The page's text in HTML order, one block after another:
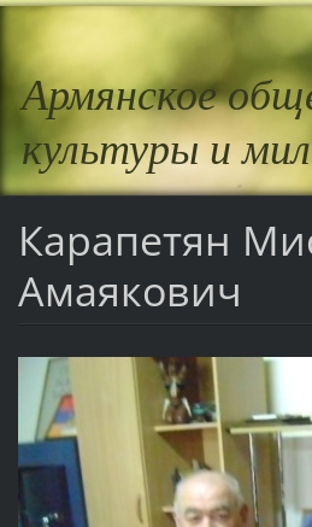
Армянское
культуры и
Карапетян
Амаякович